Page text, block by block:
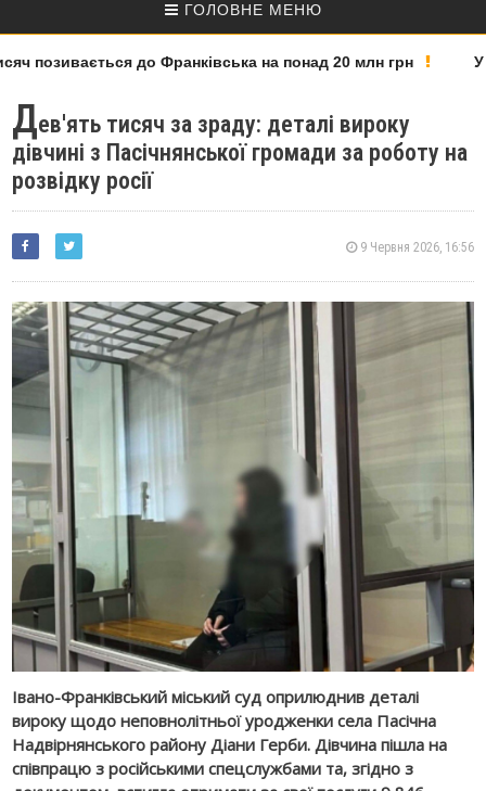
ГОЛОВНЕ МЕНЮ
позивається до Франківська на понад 20 млн грн У
Дев'ять тисяч за зраду: деталі вироку
дівчині з Пасічнянської громади за роботу на
розвідку росії
9 Червня 2026, 16:56
Івано-Франківський міський суд оприлюднив деталі
вироку щодо неповнолітньої уродженки села Пасічна
Надвірнянського району Діани Герби. Дівчина пішла на
співпрацю з російськими спецслужбами та, згідно з